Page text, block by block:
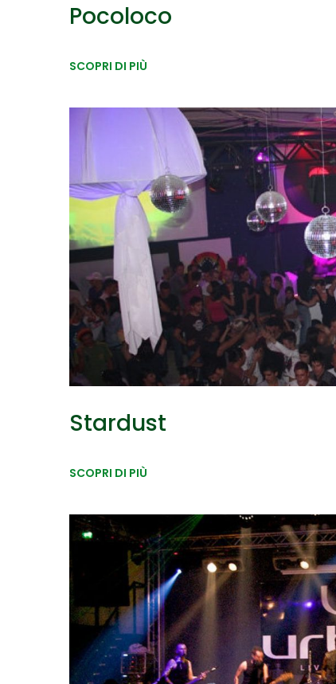
Pocoloco
SCOPRI DI PIÙ
Stardust
SCOPRI DI PIÙ